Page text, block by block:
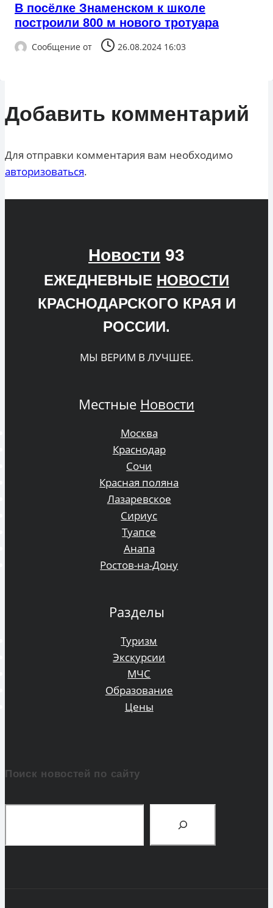
В посёлке Знаменском к школе
построили 800 м нового тротуара
Сообщение от 26.08.2024 16:03
Добавить комментарий
Для отправки комментария вам необходимо
авторизоваться.
Новости 93
ЕЖЕДНЕВНЫЕ НОВОСТИ
КРАСНОДАРСКОГО КРАЯ И
РОССИИ.
МЫ ВЕРИМ В ЛУЧШЕЕ.
Местные Новости
Москва
Краснодар
Сочи
Красная поляна
Лазаревское
Сириус
Туапсе
Анапа
Ростов-на-Дону
Разделы
Туризм
Экскурсии
МЧС
Образование
Цены
Поиск новостей по сайту